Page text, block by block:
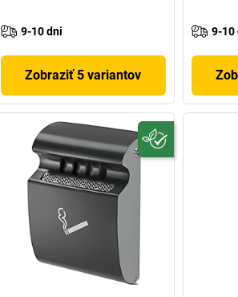
9-10 dni
Zobraziť 5 variantov
9-10